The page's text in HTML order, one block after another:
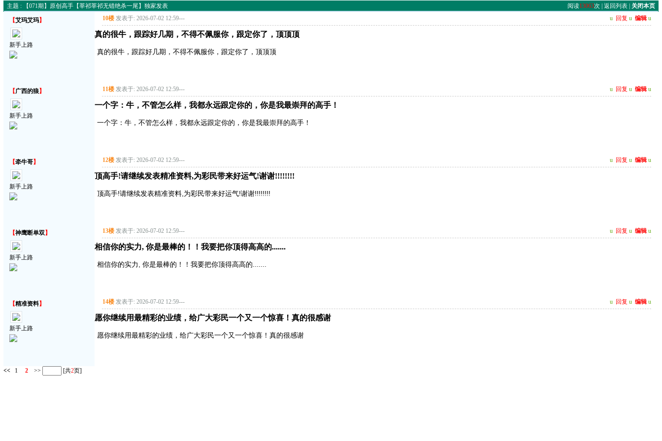
主题 : 【071期】原创高手【莘祁莘祁无错绝杀一尾】独家发表 阅读13063次 | 返回列表| 关闭本页
【艾玛艾玛】
新手上路
10楼 发表于: 2026-07-02 12:59--- u 回复 u 编辑 u
真的很牛，跟踪好几期，不得不佩服你，跟定你了，顶顶顶
真的很牛，跟踪好几期，不得不佩服你，跟定你了，顶顶顶
【广西的狼】
新手上路
11楼 发表于: 2026-07-02 12:59--- u 回复 u 编辑 u
一个字：牛，不管怎么样，我都永远跟定你的，你是我最崇拜的高手！
一个字：牛，不管怎么样，我都永远跟定你的，你是我最崇拜的高手！
【牵牛哥】
新手上路
12楼 发表于: 2026-07-02 12:59--- u 回复 u 编辑 u
顶高手!请继续发表精准资料,为彩民带来好运气!谢谢!!!!!!!!
顶高手!请继续发表精准资料,为彩民带来好运气!谢谢!!!!!!!!
【神鹰断单双】
新手上路
13楼 发表于: 2026-07-02 12:59--- u 回复 u 编辑 u
相信你的实力, 你是最棒的！！我要把你顶得高高的.......
相信你的实力, 你是最棒的！！我要把你顶得高高的.......
【精准资料】
新手上路
14楼 发表于: 2026-07-02 12:59--- u 回复 u 编辑 u
愿你继续用最精彩的业绩，给广大彩民一个又一个惊喜！真的很感谢
愿你继续用最精彩的业绩，给广大彩民一个又一个惊喜！真的很感谢
<< 1 2 >> [共2页]